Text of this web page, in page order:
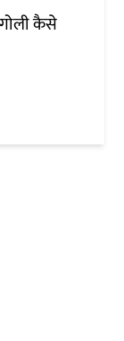
गोली कैसे